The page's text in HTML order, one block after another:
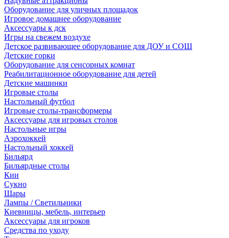
Оборудование для уличных площадок
Игровое домашнее оборудование
Аксессуары к дск
Игры на свежем воздухе
Детское развивающее оборудование для ДОУ и СОШ
Детские горки
Оборудование для сенсорных комнат
Реабилитационное оборудование для детей
Детские машинки
Игровые столы
Настольный футбол
Игровые столы-трансформеры
Аксессуары для игровых столов
Настольные игры
Аэрохоккей
Настольный хоккей
Бильярд
Бильярдные столы
Кии
Сукно
Шары
Лампы / Светильники
Киевницы, мебель, интерьер
Аксессуары для игроков
Средства по уходу